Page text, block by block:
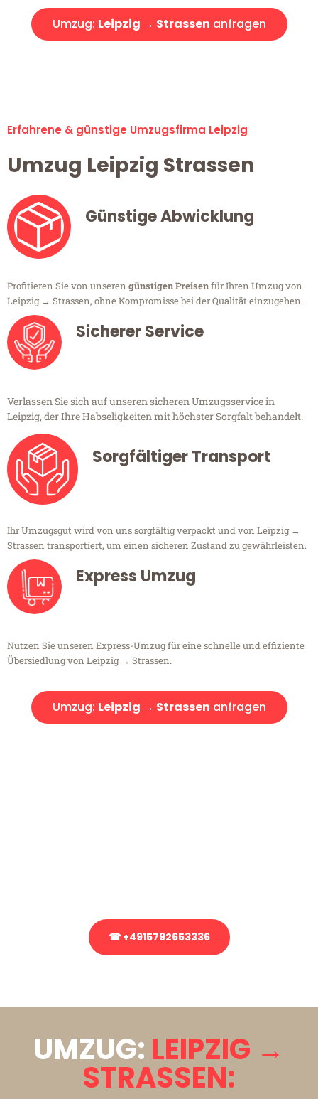
Umzug: Leipzig → Strassen anfragen
Erfahrene & günstige Umzugsfirma Leipzig
Umzug Leipzig Strassen
Günstige Abwicklung
Profitieren Sie von unseren günstigen Preisenfür Ihren Umzug von
Leipzig → Strassen, ohne Kompromisse bei der Qualität einzugehen.
Sicherer Service
Verlassen Sie sich auf unseren sicheren Umzugsservice in
Leipzig, der Ihre Habseligkeiten mit höchster Sorgfalt behandelt.
Sorgfältiger Transport
Ihr Umzugsgut wird von uns sorgfältig verpackt und von Leipzig →
Strassen transportiert, um einen sicheren Zustand zu gewährleisten.
Express Umzug
Nutzen Sie unseren Express-Umzug für eine schnelle und effiziente
Übersiedlung von Leipzig → Strassen.
Umzug: Leipzig → Strassen anfragen
☎ +4915792653336
UMZUG: LEIPZIG →
STRASSEN: